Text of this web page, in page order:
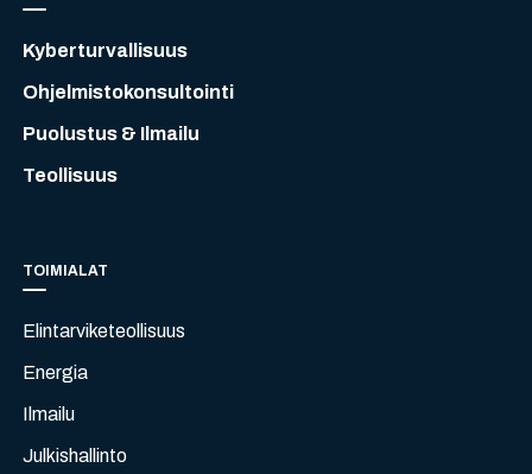
Kyberturvallisuus
Ohjelmistokonsultointi
Puolustus & Ilmailu
Teollisuus
TOIMIALAT
Elintarviketeollisuus
Energia
Ilmailu
Julkishallinto